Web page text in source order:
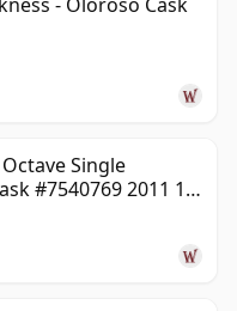
Single
#7540769 2011 13